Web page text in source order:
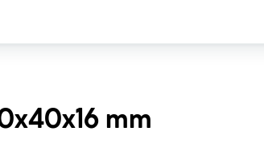
mm